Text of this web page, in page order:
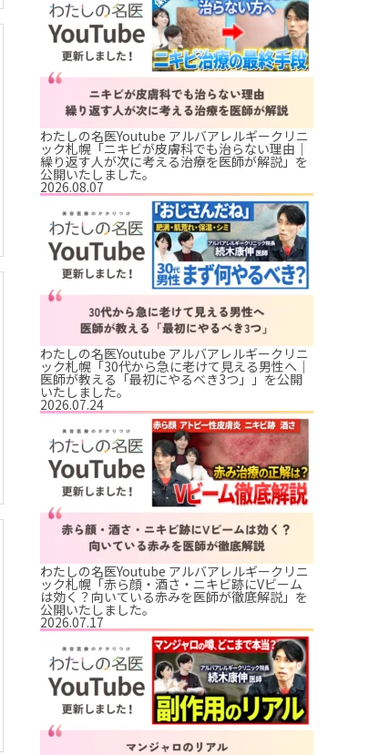
わたしの名医Youtube アルバアレルギークリニ
ック札幌「ニキビが皮膚科でも治らない理由｜
繰り返す人が次に考える治療を医師が解説」を
公開いたしました。
2026.08.07
わたしの名医Youtube アルバアレルギークリニ
ック札幌「30代から急に老けて見える男性へ｜
医師が教える「最初にやるべき3つ」」を公開
いたしました。
2026.07.24
わたしの名医Youtube アルバアレルギークリニ
ック札幌「赤ら顔・酒さ・ニキビ跡にVビーム
は効く？向いている赤みを医師が徹底解説」を
公開いたしました。
2026.07.17